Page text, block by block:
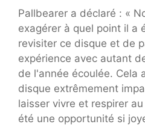
Pallbearer a déclaré : «
exagérer à quel point il a
revisiter ce disque et de
expérience avec autant
de l'année écoulée. Cela
disque extrêmement
laisser vivre et respirer
été une opportunité si